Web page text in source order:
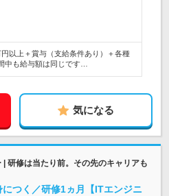
円以上＋賞与（支給条件あり）＋各種
も給与額は同じです…
気になる
研修は当たり前。その先のキャリアも
つく／研修1ヵ月【ITエンジニ